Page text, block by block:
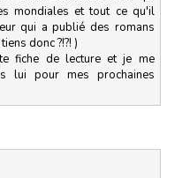
mondiales et tout ce qu'il
qui a publié des romans
donc ?!?! )
fiche de lecture et je me
lui pour mes prochaines